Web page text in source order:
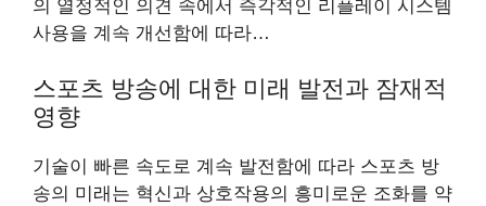
의 열정적인 의견 속에서 즉각적인 리플레이 시스템
사용을 계속 개선함에 따라…
스포츠 방송에 대한 미래 발전과 잠재적
영향
기술이 빠른 속도로 계속 발전함에 따라 스포츠 방
송의 미래는 혁신과 상호작용의 흥미로운 조화를 약